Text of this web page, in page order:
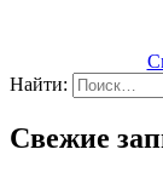
Найти:
Свежие